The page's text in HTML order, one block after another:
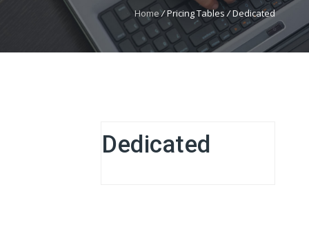
Home /Pricing Tables/Dedicated
Dedicated